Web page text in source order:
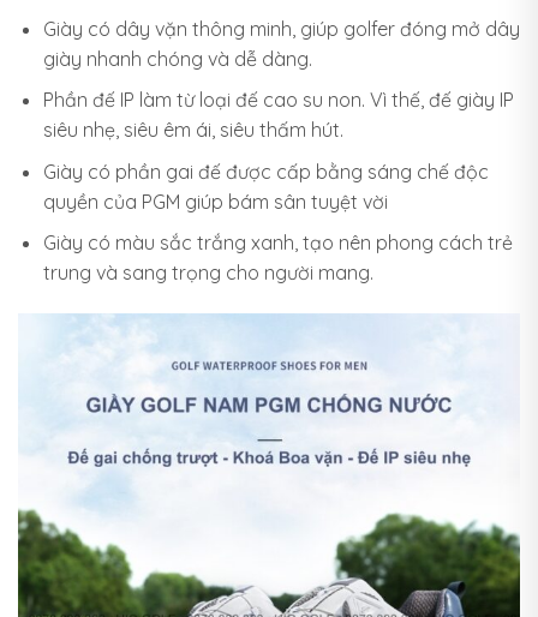
Giày có dây vặn thông minh, giúp golfer đóng mở dây
giày nhanh chóng và dễ dàng.
Phần đế IP làm từ loại đế cao su non. Vì thế, đế giày IP
siêu nhẹ, siêu êm ái, siêu thấm hút.
Giày có phần gai đế được cấp bằng sáng chế độc
quyền của PGM giúp bám sân tuyệt vời
Giày có màu sắc trắng xanh, tạo nên phong cách trẻ
trung và sang trọng cho người mang.